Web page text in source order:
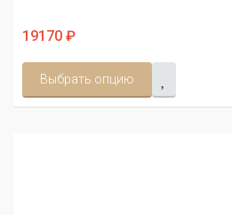
19170 ₽
Выбрать опцию